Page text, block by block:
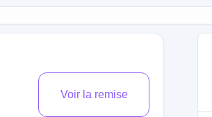
Voir la remise